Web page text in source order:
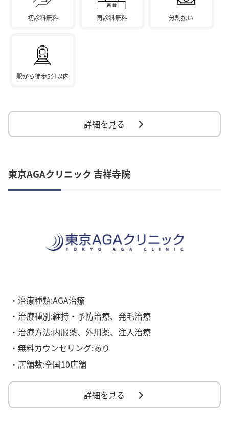
初診料無料 再診料無料 分割払い
駅から徒歩5分以内
詳細を見る
東京AGAクリニック 吉祥寺院
・治療種類:AGA治療
・治療種別:維持・予防治療、発毛治療
・治療方法:内服薬、外用薬、注入治療
・無料カウンセリング:あり
・店舗数:全国10店舗
詳細を見る